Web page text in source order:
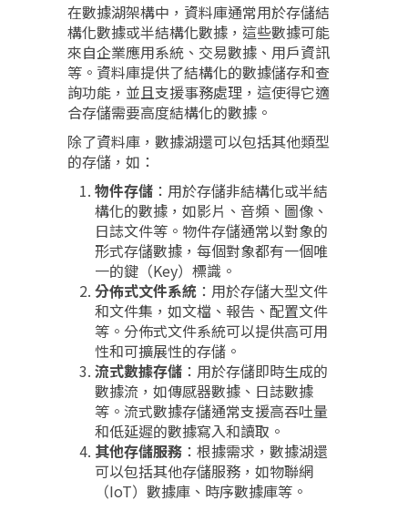
在數據湖架構中，資料庫通常用於存儲結
構化數據或半結構化數據，這些數據可能
來自企業應用系統、交易數據、用戶資訊
等。資料庫提供了結構化的數據儲存和查
詢功能，並且支援事務處理，這使得它適
合存儲需要高度結構化的數據。
除了資料庫，數據湖還可以包括其他類型
的存儲，如：
物件存儲 ：用於存儲非結構化或半結
構化的數據，如影片、音頻、圖像、
日誌文件等。物件存儲通常以對象的
形式存儲數據，每個對象都有一個唯
一的鍵（Key）標識。
分佈式文件系統 ：用於存儲大型文件
和文件集，如文檔、報告、配置文件
等。分佈式文件系統可以提供高可用
性和可擴展性的存儲。
流式數據存儲 ：用於存儲即時生成的
數據流，如傳感器數據、日誌數據
等。流式數據存儲通常支援高吞吐量
和低延遲的數據寫入和讀取。
其他存儲服務 ：根據需求，數據湖還
可以包括其他存儲服務，如物聯網
（IoT）數據庫、時序數據庫等。